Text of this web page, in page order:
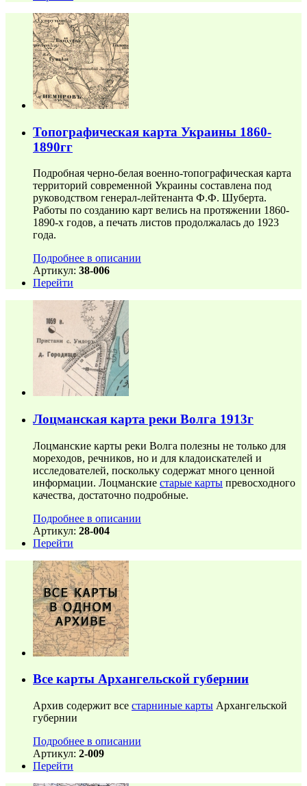
Топографическая карта Украины 1860-
1890гг
Подробная черно-белая военно-топографическая карта
территорий современной Украины составлена под
руководством генерал-лейтенанта Ф.Ф. Шуберта.
Работы по созданию карт велись на протяжении 1860-
1890-х годов, а печать листов продолжалась до 1923
года.
Подробнее в описании
Артикул: 38-006
Перейти
Лоцманская карта реки Волга 1913г
Лоцманские карты реки Волга полезны не только для
мореходов, речников, но и для кладоискателей и
исследователей, поскольку содержат много ценной
информации. Лоцманские старые карты превосходного
качества, достаточно подробные.
Подробнее в описании
Артикул: 28-004
Перейти
Все карты Архангельской губернии
Архив содержит все старниные карты Архангельской
губернии
Подробнее в описании
Артикул: 2-009
Перейти